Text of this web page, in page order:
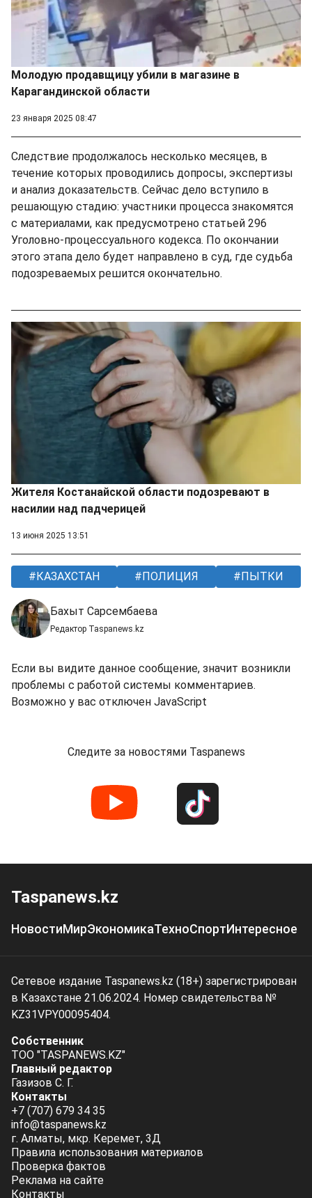
Молодую продавщицу убили в магазине в
Карагандинской области
23 января 2025 08:47
Следствие продолжалось несколько месяцев, в
течение которых проводились допросы, экспертизы
и анализ доказательств. Сейчас дело вступило в
решающую стадию: участники процесса знакомятся
с материалами, как предусмотрено статьей 296
Уголовно-процессуального кодекса. По окончании
этого этапа дело будет направлено в суд, где судьба
подозреваемых решится окончательно.
Жителя Костанайской области подозревают в
насилии над падчерицей
13 июня 2025 13:51
КАЗАХСТАН ПОЛИЦИЯ ПЫТКИ
Бахыт Сарсембаева
Редактор Taspanews.kz
Если вы видите данное сообщение, значит возникли
проблемы с работой системы комментариев.
Возможно у вас отключен JavaScript
Следите за новостями Taspanews
Taspanews.kz
НовостиМирЭкономикаТехноСпортИнтересное
Сетевое издание Taspanews.kz (18+) зарегистрирован
в Казахстане 21.06.2024. Номер свидетельства №
KZ31VPY00095404.
Собственник
ТОО "TASPANEWS.KZ"
Главный редактор
Газизов С. Г.
Контакты
+7 (707) 679 34 35
info@taspanews.kz
г. Алматы, мкр. Керемет, 3Д
Правила использования материалов
Проверка фактов
Реклама на сайте
Контакты